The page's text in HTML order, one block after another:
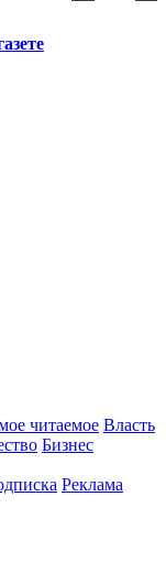
читаемое Власть
Бизнес
Реклама